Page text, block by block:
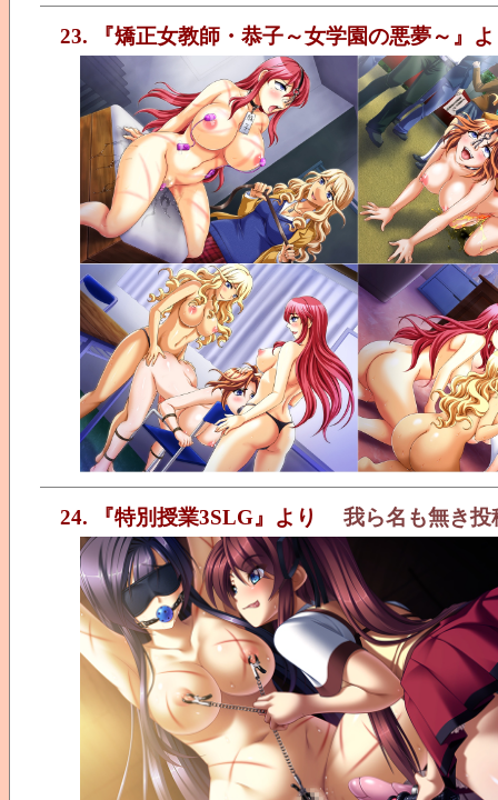
23. 『矯正女教師・恭子～女学園の悪夢～』
24. 『特別授業3SLG』より 我ら名も無き投